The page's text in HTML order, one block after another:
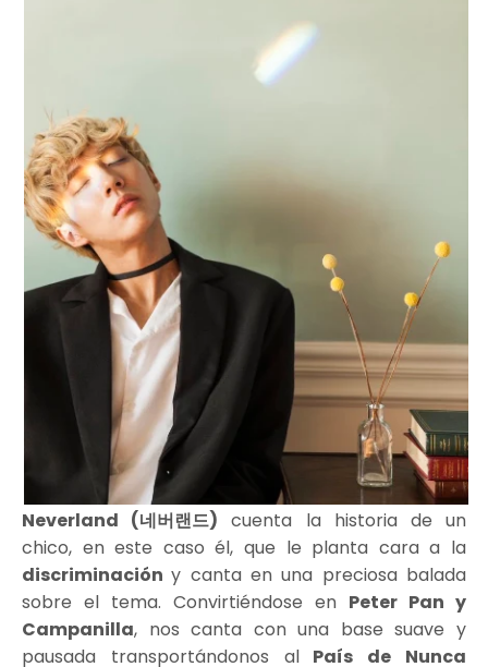
Neverland (네버랜드) cuenta la historia de un
chico, en este caso él, que le planta cara a la
discriminacióny canta en una preciosa balada
sobre el tema. Convirtiéndose en Peter Pan y
Campanilla, nos canta con una base suave y
pausada transportándonos alPaís de Nunca